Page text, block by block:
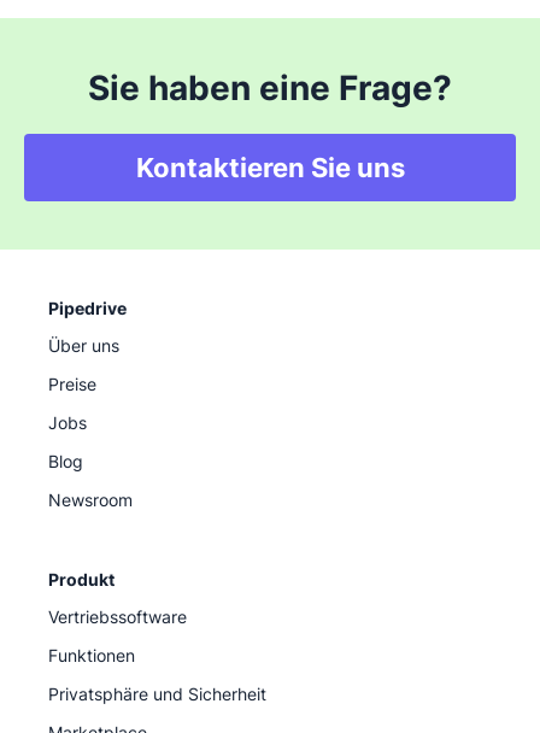
Sie haben eine Frage?
Kontaktieren Sie uns
Pipedrive
Über uns
Preise
Jobs
Blog
Newsroom
Produkt
Vertriebssoftware
Funktionen
Privatsphäre und Sicherheit